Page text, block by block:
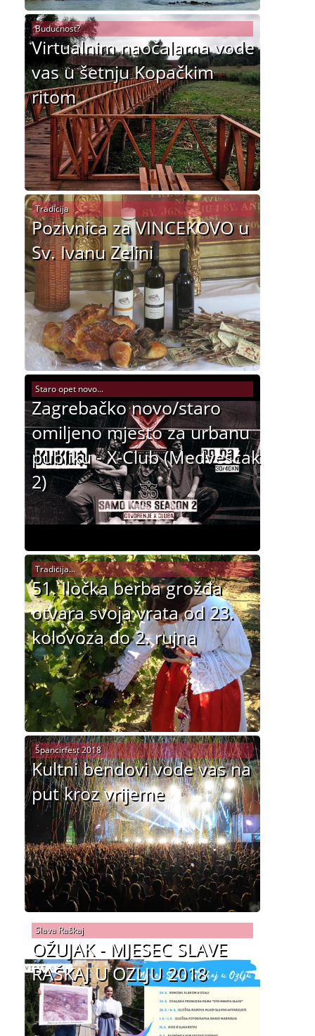
Virtualnim naočalama vode
vas u šetnju Kopačkim
ritom
Budućnost?
Pozivnica za VINCEKOVO u
Sv. Ivanu Zelini
Tradicija
Zagrebačko novo/staro
omiljeno mjesto za urbanu
publiku - X-Club (Medvešćak
2)
Staro opet novo...
51. Iločka berba grožđa
otvara svoja vrata od 23.
kolovoza do 2. rujna
Tradicija...
Kultni bendovi vode vas na
put kroz vrijeme
Špancirfest 2018
OŽUJAK - MJESEC SLAVE
RAŠKAJ U OZLJU 2018
Slava Raškaj